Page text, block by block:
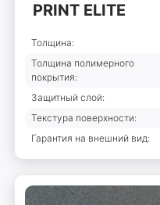
PRINT ELITE
Толщина:
Толщина полимерного
покрытия:
Защитный слой:
Текстура поверхности:
Гарантия на внешний вид: